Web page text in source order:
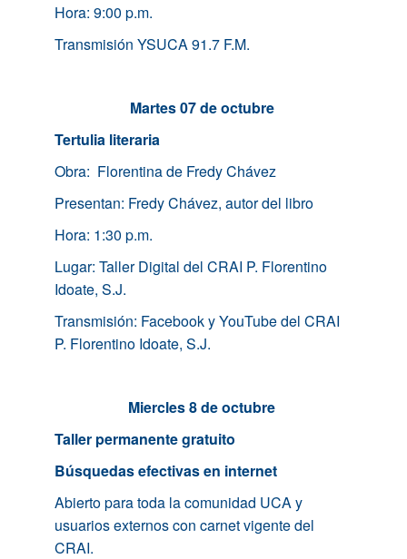
Hora: 9:00 p.m.
Transmisión YSUCA 91.7 F.M.
Martes 07 de octubre
Tertulia literaria
Obra: Florentina de Fredy Chávez
Presentan: Fredy Chávez, autor del libro
Hora: 1:30 p.m.
Lugar: Taller Digital del CRAI P. Florentino
Idoate, S.J.
Transmisión: Facebook y YouTube del CRAI
P. Florentino Idoate, S.J.
Miercles 8 de octubre
Taller permanente gratuito
Búsquedas efectivas en internet
Abierto para toda la comunidad UCA y
usuarios externos con carnet vigente del
CRAI.